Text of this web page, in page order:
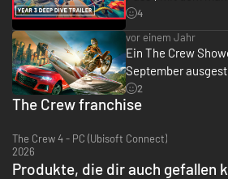
Meistere alle Herausforderungen und
legendärsten Fahrzeugen, die je gebaut
und überzeuge mit deinem eigenen Stil im
HAWAII
4
vor einem Jahr
Ein The Crew
September
2
The Crew franchise
The Crew 4 - PC (Ubisoft Connect)
2026
Produkte, die dir auch gefallen